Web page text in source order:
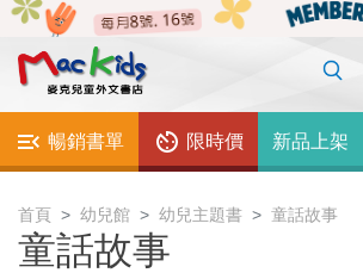
暢銷書單 限時價 新品上架
首頁 幼兒館 幼兒主題書 童話故事
童話故事